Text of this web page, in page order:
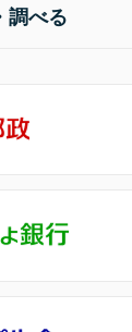
調べる